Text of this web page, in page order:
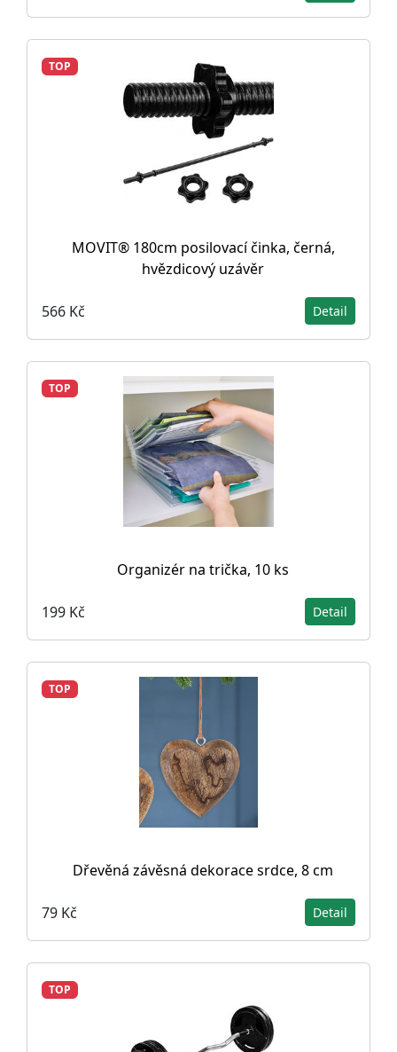
TOP
MOVIT® 180cm posilovací činka, černá,
hvězdicový uzávěr
566 Kč Detail
TOP
Organizér na trička, 10 ks
199 Kč Detail
TOP
Dřevěná závěsná dekorace srdce, 8 cm
79 Kč Detail
TOP